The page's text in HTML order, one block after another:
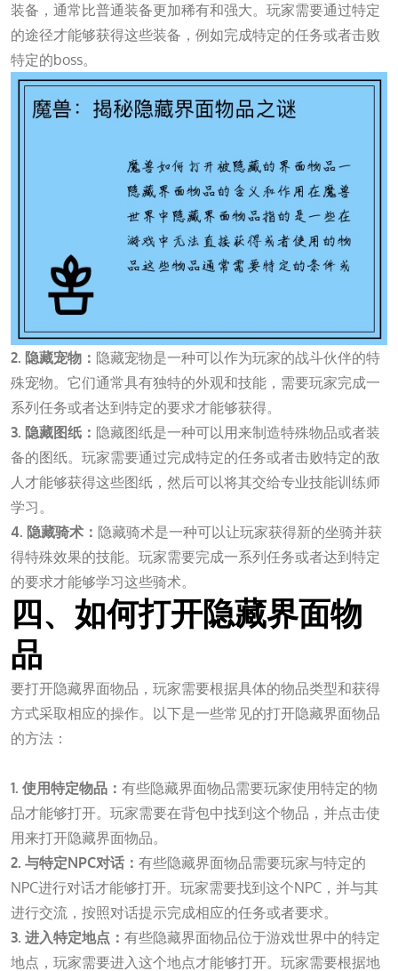
装备，通常比普通装备更加稀有和强大。玩家需要通过特定
的途径才能够获得这些装备，例如完成特定的任务或者击败
特定的boss。
2. 隐藏宠物： 隐藏宠物是一种可以作为玩家的战斗伙伴的特
殊宠物。它们通常具有独特的外观和技能，需要玩家完成一
系列任务或者达到特定的要求才能够获得。
3. 隐藏图纸： 隐藏图纸是一种可以用来制造特殊物品或者装
备的图纸。玩家需要通过完成特定的任务或者击败特定的敌
人才能够获得这些图纸，然后可以将其交给专业技能训练师
学习。
4. 隐藏骑术： 隐藏骑术是一种可以让玩家获得新的坐骑并获
得特殊效果的技能。玩家需要完成一系列任务或者达到特定
的要求才能够学习这些骑术。
四、如何打开隐藏界面物
品
要打开隐藏界面物品，玩家需要根据具体的物品类型和获得
方式采取相应的操作。以下是一些常见的打开隐藏界面物品
的方法：
1. 使用特定物品： 有些隐藏界面物品需要玩家使用特定的物
品才能够打开。玩家需要在背包中找到这个物品，并点击使
用来打开隐藏界面物品。
2. 与特定NPC对话： 有些隐藏界面物品需要玩家与特定的
NPC进行对话才能够打开。玩家需要找到这个NPC，并与其
进行交流，按照对话提示完成相应的任务或者要求。
3. 进入特定地点： 有些隐藏界面物品位于游戏世界中的特定
地点，玩家需要进入这个地点才能够打开。玩家需要根据地